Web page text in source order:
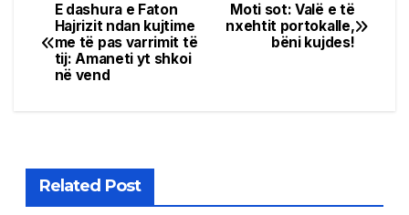
Post
navigation
Moti sot: Valë e të
nxehtit portokalle,
bëni kujdes!
E dashura e Faton
Hajrizit ndan kujtime
me të pas varrimit të
tij: Amaneti yt shkoi
në vend
Related Post